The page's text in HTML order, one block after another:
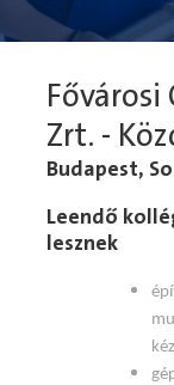
Fővárosi
Zrt. -
Budapest,
Leendő
lesznek